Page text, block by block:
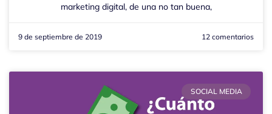
marketing digital, de una no tan buena,
9 de septiembre de 2019 12 comentarios
SOCIAL MEDIA